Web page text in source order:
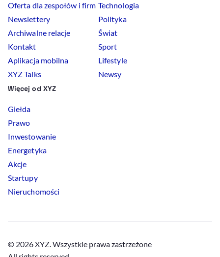
Oferta dla zespołów i firm
Newslettery
Archiwalne relacje
Kontakt
Aplikacja mobilna
XYZ Talks
Technologia
Polityka
Świat
Sport
Lifestyle
Newsy
Więcej od XYZ
Giełda
Prawo
Inwestowanie
Energetyka
Akcje
Startupy
Nieruchomości
© 2026 XYZ. Wszystkie prawa zastrzeżone